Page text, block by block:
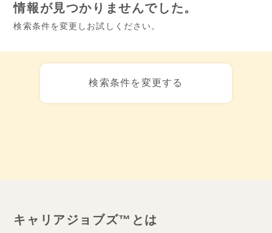
情報が見つかりませんでした。
検索条件を変更しお試しください。
検索条件を変更する
キャリアジョブズ™とは